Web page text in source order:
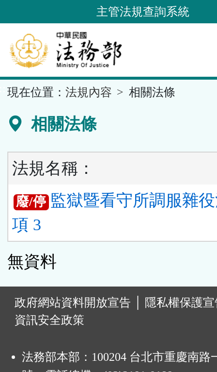
到
要
內
容
區
主管法規查詢系統
現在位置： 法規內容 相關法條
相關法條
法規名稱：
廢/停 監獄暨看守所調服雜
項 3
無資料
政府網站資料開放宣告
隱私權保護
資訊安全政策
法務部本部：100204 台北市重慶南路